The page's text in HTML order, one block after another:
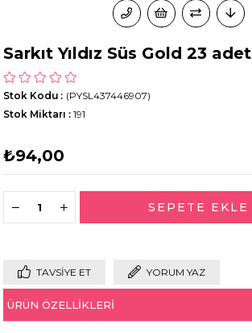
Sarkıt Yıldız Süs Gold 23 adet
(PYSL437446907)
Stok Kodu
Stok Miktarı : 191
₺94,00
TAVSIYE ET YORUM YAZ
ÜRÜN ÖZELLIKLERI